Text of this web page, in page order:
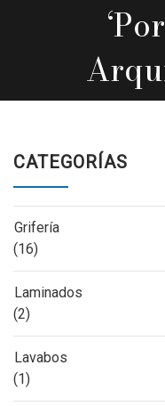
CATEGORÍAS
Grifería
(16)
Laminados
(2)
Lavabos
(1)